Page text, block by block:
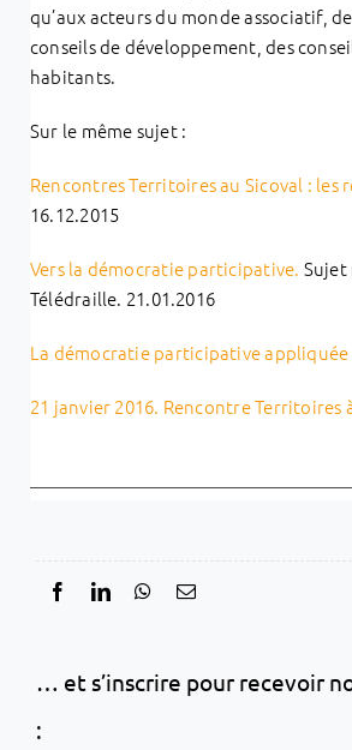
qu’aux acteurs du monde associatif,
conseils de développement, des
habitants.
Sur le même sujet :
Rencontres Territoires au Sicoval : les
16.12.2015
Vers la démocratie participative. Sujet
Télédraille. 21.01.2016
La démocratie participative appliquée
21 janvier 2016. Rencontre Territoires
… et s’inscrire pour recevoir
: